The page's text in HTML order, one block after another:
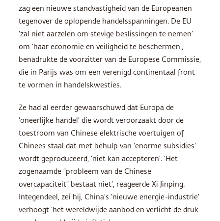
zag een nieuwe standvastigheid van de Europeanen
tegenover de oplopende handelsspanningen. De EU
‘zal niet aarzelen om stevige beslissingen te nemen’
om ‘haar economie en veiligheid te beschermen’,
benadrukte de voorzitter van de Europese Commissie,
die in Parijs was om een verenigd continentaal front
te vormen in handelskwesties.
Ze had al eerder gewaarschuwd dat Europa de
‘oneerlijke handel’ die wordt veroorzaakt door de
toestroom van Chinese elektrische voertuigen of
Chinees staal dat met behulp van ‘enorme subsidies’
wordt geproduceerd, ‘niet kan accepteren’. ‘Het
zogenaamde ”probleem van de Chinese
overcapaciteit” bestaat niet’, reageerde Xi Jinping.
Integendeel, zei hij, China’s ‘nieuwe energie-industrie’
verhoogt ‘het wereldwijde aanbod en verlicht de druk